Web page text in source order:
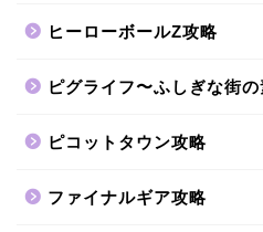
ヒーローボールZ攻略
ピグライフ〜ふしぎな街
ピコットタウン攻略
ファイナルギア攻略